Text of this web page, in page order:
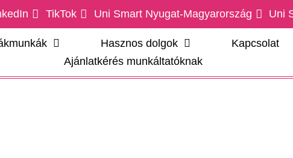
TikTok Uni Smart Nyugat-Magyarország Uni
Hasznos dolgok
Kapcsolat
Ajánlatkérés munkáltatóknak